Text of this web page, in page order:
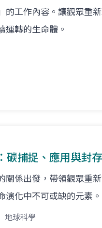
的工作內容。讓觀眾重
運轉的生命體。
碳捕捉、應用與封存
關係出發，帶領觀眾重
演化中不可或缺的元素。
地球科學